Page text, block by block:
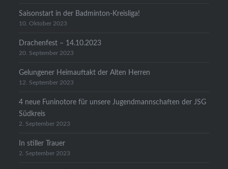
Saisonstart in der Badminton-Kreisliga!
10. Oktober 2023
Drachenfest – 14.10.2023
20. September 2023
Gelungener Heimauftakt der Alten Herren
12. September 2023
4 neue Funinotore für unsere Jugendmannschaften der JSG
Südkreis
2. September 2023
In stiller Trauer
2. September 2023